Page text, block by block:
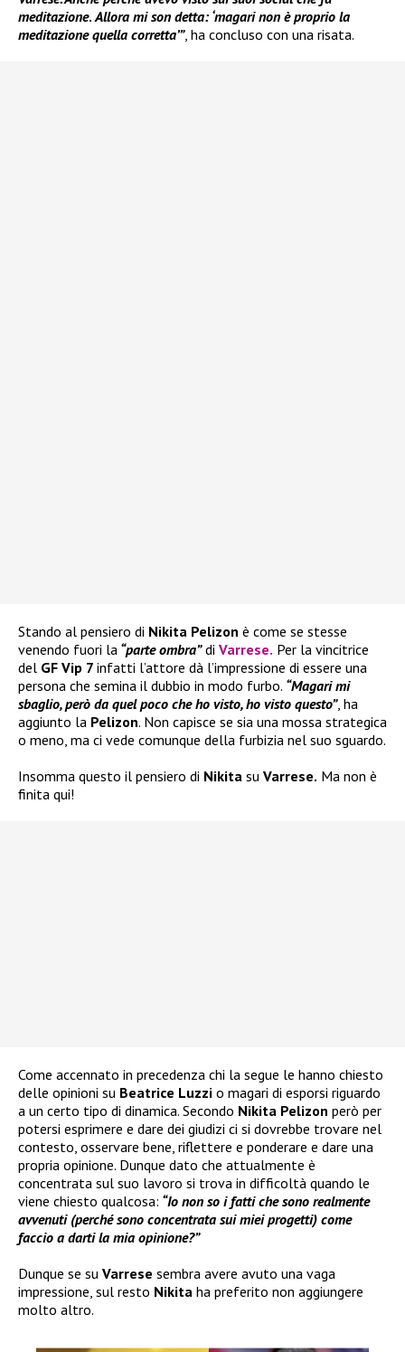
meditazione. Allora mi son detta: ‘magari non è proprio la
meditazione quella corretta’”, ha concluso con una risata.
Stando al pensiero di Nikita Pelizon è come se stesse
venendo fuori la “parte ombra”di Varrese. Per la vincitrice
del GF Vip 7 infatti l’attore dà l’impressione di essere una
persona che semina il dubbio in modo furbo. “Magari mi
sbaglio, però da quel poco che ho visto, ho visto questo”, ha
aggiunto la Pelizon. Non capisce se sia una mossa strategica
o meno, ma ci vede comunque della furbizia nel suo sguardo.
Insomma questo il pensiero di Nikita su Varrese. Ma non è
finita qui!
Come accennato in precedenza chi la segue le hanno chiesto
delle opinioni su Beatrice Luzzi o magari di esporsi riguardo
a un certo tipo di dinamica. Secondo Nikita Pelizon però per
potersi esprimere e dare dei giudizi ci si dovrebbe trovare nel
contesto, osservare bene, riflettere e ponderare e dare una
propria opinione. Dunque dato che attualmente è
concentrata sul suo lavoro si trova in difficoltà quando le
viene chiesto qualcosa: “Io non so i fatti che sono realmente
avvenuti (perché sono concentrata sui miei progetti) come
faccio a darti la mia opinione?”
Dunque se su Varrese sembra avere avuto una vaga
impressione, sul resto Nikita ha preferito non aggiungere
molto altro.